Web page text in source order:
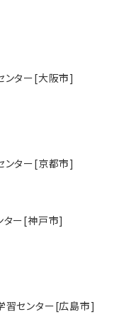
ンター[大阪市]
ンター[京都市]
ター[神戸市]
習センター[広島市]